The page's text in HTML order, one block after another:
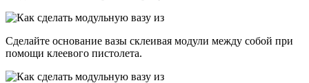
Сделайте основание вазы склеивая модули между собой при
помощи клеевого пистолета.